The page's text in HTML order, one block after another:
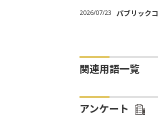
2026/07/23 パブリック
関連用語一覧
アンケート